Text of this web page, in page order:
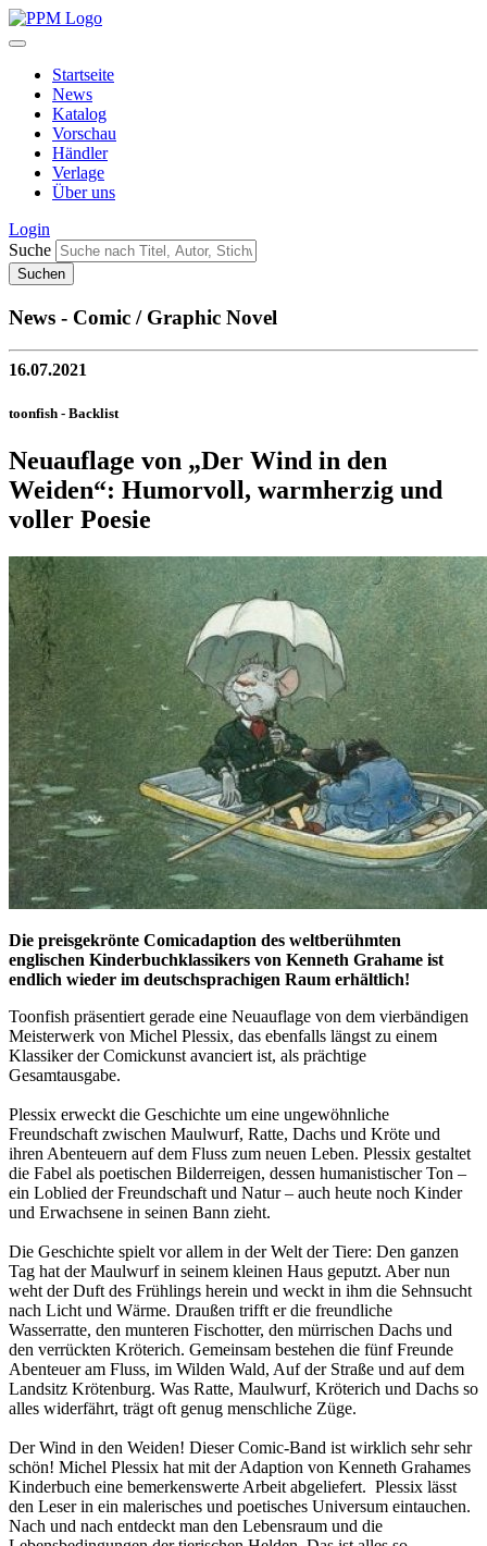
Startseite
News
Katalog
Vorschau
Händler
Verlage
Über uns
Login
Suche
News - Comic / Graphic Novel
16.07.2021
toonfish - Backlist
Neuauflage von „Der Wind in den
Weiden“: Humorvoll, warmherzig und
voller Poesie
Die preisgekrönte Comicadaption des weltberühmten
englischen Kinderbuchklassikers von Kenneth Grahame ist
endlich wieder im deutschsprachigen Raum erhältlich!
Toonfish präsentiert gerade eine Neuauflage von dem vierbändigen
Meisterwerk von Michel Plessix, das ebenfalls längst zu einem
Klassiker der Comickunst avanciert ist, als prächtige
Gesamtausgabe.
Plessix erweckt die Geschichte um eine ungewöhnliche
Freundschaft zwischen Maulwurf, Ratte, Dachs und Kröte und
ihren Abenteuern auf dem Fluss zum neuen Leben. Plessix gestaltet
die Fabel als poetischen Bilderreigen, dessen humanistischer Ton –
ein Loblied der Freundschaft und Natur – auch heute noch Kinder
und Erwachsene in seinen Bann zieht.
Die Geschichte spielt vor allem in der Welt der Tiere: Den ganzen
Tag hat der Maulwurf in seinem kleinen Haus geputzt. Aber nun
weht der Duft des Frühlings herein und weckt in ihm die Sehnsucht
nach Licht und Wärme. Draußen trifft er die freundliche
Wasserratte, den munteren Fischotter, den mürrischen Dachs und
den verrückten Kröterich. Gemeinsam bestehen die fünf Freunde
Abenteuer am Fluss, im Wilden Wald, Auf der Straße und auf dem
Landsitz Krötenburg. Was Ratte, Maulwurf, Kröterich und Dachs so
alles widerfährt, trägt oft genug menschliche Züge.
Der Wind in den Weiden! Dieser Comic-Band ist wirklich sehr sehr
schön! Michel Plessix hat mit der Adaption von Kenneth Grahames
Kinderbuch eine bemerkenswerte Arbeit abgeliefert. Plessix lässt
den Leser in ein malerisches und poetisches Universum eintauchen.
Nach und nach entdeckt man den Lebensraum und die